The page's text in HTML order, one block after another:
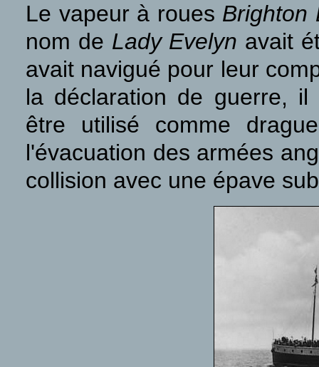
Le vapeur à roues Brighton
nom de Lady Evelyn avait
avait navigué pour leur
la déclaration de guerre, il
être utilisé comme
l'évacuation des armées
collision avec une épave